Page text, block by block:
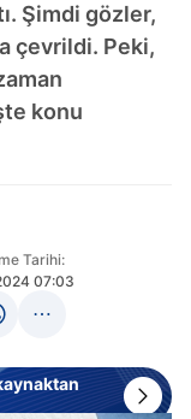
Şimdi gözler,
çevrildi. Peki,
konu
Tarihi:
07:03